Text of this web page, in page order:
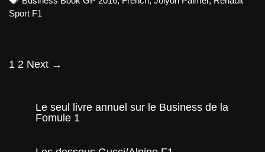
Sport F1
Post
1 2 Next →
Le seul livre annuel sur le Business de la
Fomule 1